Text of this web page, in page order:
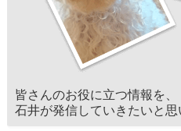
皆さんのお役に立つ情報を、
石井が発信していきたいと思